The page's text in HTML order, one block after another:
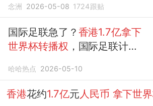
念洲 2026-05-08 1724跟贴
国际足联急了？ 香港1.7亿拿下
世界杯转播权 ，国际足联计划
哈哈热点 2026-05-10
香港花约1.7亿元人民币 拿下世